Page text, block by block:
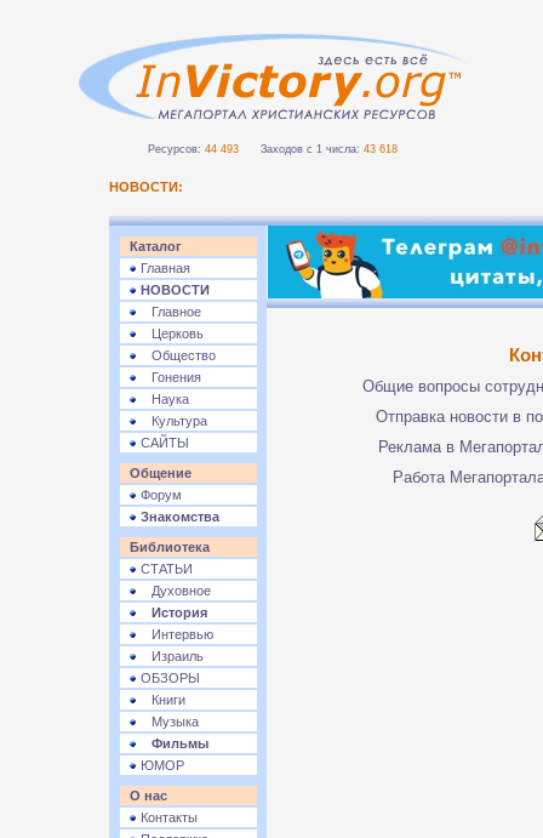
Ресурсов: 44 493 Заходов с 1 числа: 43 618
НОВОСТИ:
Каталог
Главная
НОВОСТИ
Главное
Церковь
Общество
Гонения
Наука
Культура
САЙТЫ
Общение
Форум
Знакомства
Библиотека
СТАТЬИ
Духовное
История
Интервью
Израиль
ОБЗОРЫ
Книги
Музыка
Фильмы
ЮМОР
О нас
Контакты
Общие вопросы
Отправка новости в
Реклама в
Работа